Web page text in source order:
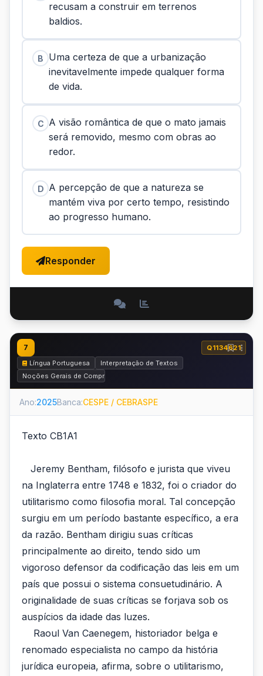
recusam a construir em terrenos
baldios.
B
Uma certeza de que a urbanização
inevitavelmente impede qualquer forma
de vida.
C A visão romântica de que o mato jamais
será removido, mesmo com obras ao
redor.
D A percepção de que a natureza se
mantém viva por certo tempo, resistindo
ao progresso humano.
Responder
7
Q1134621
Língua Portuguesa
Interpretação de Textos
Noções Gerais de Compreensão e Interpretação de Texto
Ano:2025Banca:CESPE / CEBRASPE
Texto CB1A1
Jeremy Bentham, filósofo e jurista que viveu
na Inglaterra entre 1748 e 1832, foi o criador do
utilitarismo como filosofia moral. Tal concepção
surgiu em um período bastante específico, a era
da razão. Bentham dirigiu suas críticas
principalmente ao direito, tendo sido um
vigoroso defensor da codificação das leis em um
país que possui o sistema consuetudinário. A
originalidade de suas críticas se forjava sob os
auspícios da idade das luzes.
Raoul Van Caenegem, historiador belga e
renomado especialista no campo da história
jurídica europeia, afirma, sobre o utilitarismo,